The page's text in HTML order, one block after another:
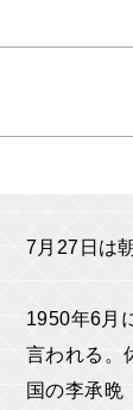
7月27日は
1950年6月
言われる。
国の李承晩